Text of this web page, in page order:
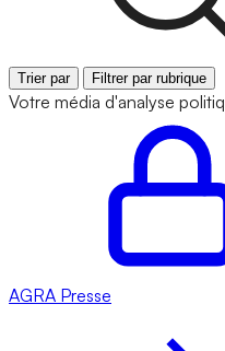
Trier par Filtrer par rubrique
Votre média d'analyse
AGRA Presse